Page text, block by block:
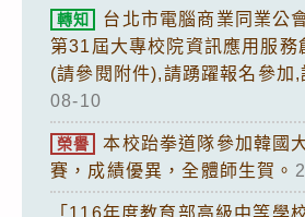
轉知
台北市電腦商業同業公
第31屆大專校院資訊應用服務
(請參閱附件),請踴躍報名參加,
08-10
榮譽
本校跆拳道隊參加韓國
賽，成績優異，全體師生賀。
「116年度教育部高級中等學